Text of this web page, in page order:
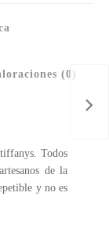
(0)
Todos
de la
y no es